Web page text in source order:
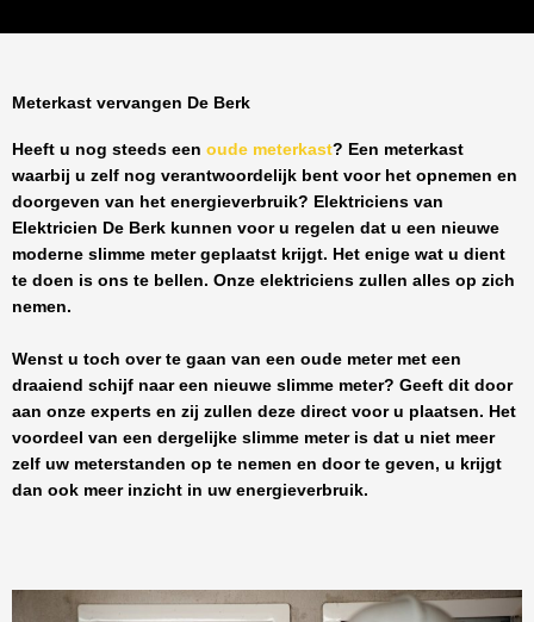
Meterkast vervangen De Berk
Heeft u nog steeds een oude meterkast? Een meterkast
waarbij u zelf nog verantwoordelijk bent voor het opnemen en
doorgeven van het energieverbruik? Elektriciens van
Elektricien De Berk kunnen voor u regelen dat u een nieuwe
moderne slimme meter geplaatst krijgt. Het enige wat u dient
te doen is ons te bellen. Onze elektriciens zullen alles op zich
nemen.
Wenst u toch over te gaan van een oude meter met een
draaiend schijf naar een nieuwe slimme meter? Geeft dit door
aan onze experts en zij zullen deze direct voor u plaatsen. Het
voordeel van een dergelijke slimme meter is dat u niet meer
zelf uw meterstanden op te nemen en door te geven, u krijgt
dan ook meer inzicht in uw energieverbruik.